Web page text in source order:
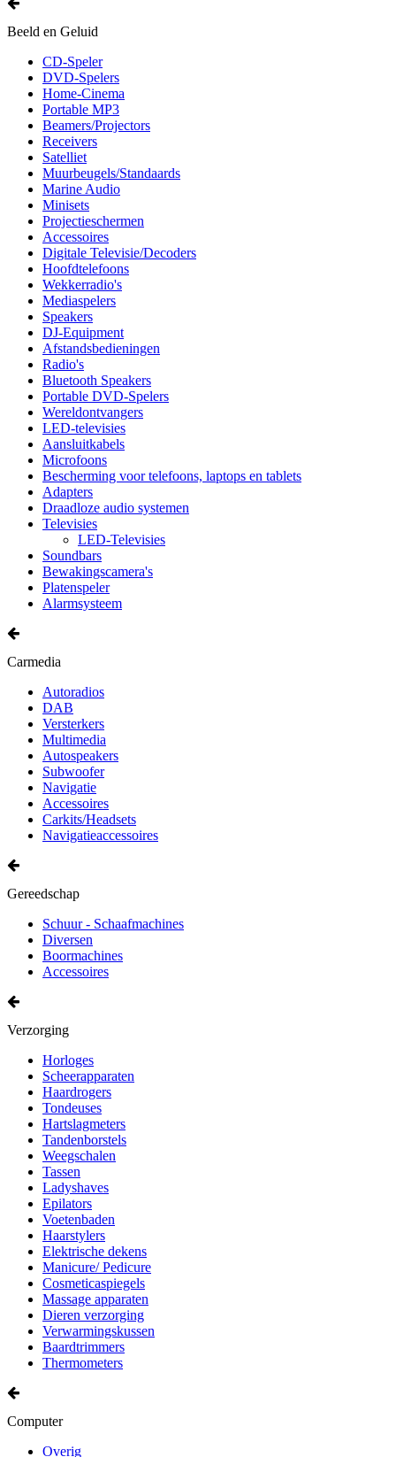
Beeld en Geluid
CD-Speler
DVD-Spelers
Home-Cinema
Portable MP3
Beamers/Projectors
Receivers
Satelliet
Muurbeugels/Standaards
Marine Audio
Minisets
Projectieschermen
Accessoires
Digitale Televisie/Decoders
Hoofdtelefoons
Wekkerradio's
Mediaspelers
Speakers
DJ-Equipment
Afstandsbedieningen
Radio's
Bluetooth Speakers
Portable DVD-Spelers
Wereldontvangers
LED-televisies
Aansluitkabels
Microfoons
Bescherming voor telefoons, laptops en tablets
Adapters
Draadloze audio systemen
Televisies
LED-Televisies
Soundbars
Bewakingscamera's
Platenspeler
Alarmsysteem
Carmedia
Autoradios
DAB
Versterkers
Multimedia
Autospeakers
Subwoofer
Navigatie
Accessoires
Carkits/Headsets
Navigatieaccessoires
Gereedschap
Schuur - Schaafmachines
Diversen
Boormachines
Accessoires
Verzorging
Horloges
Scheerapparaten
Haardrogers
Tondeuses
Hartslagmeters
Tandenborstels
Weegschalen
Tassen
Ladyshaves
Epilators
Voetenbaden
Haarstylers
Elektrische dekens
Manicure/ Pedicure
Cosmeticaspiegels
Massage apparaten
Dieren verzorging
Verwarmingskussen
Baardtrimmers
Thermometers
Computer
Overig